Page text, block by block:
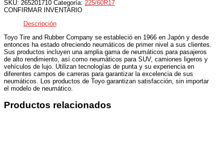
SKU: 265201710 Categoría: 225/60R17
CONFIRMAR INVENTARIO
Descripción
Toyo Tire and Rubber Company se estableció en 1966 en Japón y desde
entonces ha estado ofreciendo neumáticos de primer nivel a sus clientes.
Sus productos incluyen una amplia gama de neumáticos para pasajeros
de alto rendimiento, así como neumáticos para SUV, camiones ligeros y
vehículos de lujo. Utilizan tecnologías de punta y su experiencia en
diferentes campos de carreras para garantizar la excelencia de sus
neumáticos. Los productos de Toyo garantizan satisfacción, sin importar
el modelo de neumático.
Productos relacionados